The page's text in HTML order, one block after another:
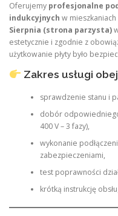
Oferujemy profesjonalne
indukcyjnych w
Sierpnia (strona parzysta)
estetycznie i zgodnie z
użytkowanie płyty było
Zakres usługi
sprawdzenie stanu i
dobór
400 V – 3 fazy),
wykonanie
zabezpieczeniami,
test poprawności
krótką instrukcję